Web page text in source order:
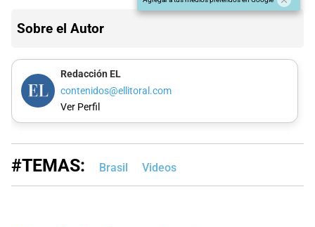
Sobre el Autor
Redacción EL
contenidos@ellitoral.com
Ver Perfil
#TEMAS: Brasil Videos